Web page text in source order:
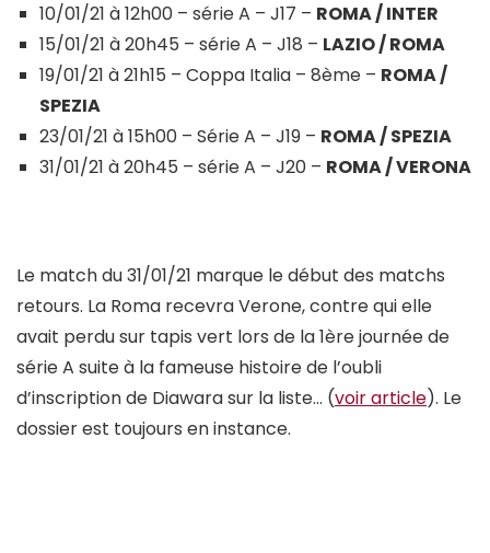
10/01/21 à 12h00 – série A – J17 – ROMA / INTER
15/01/21 à 20h45 – série A – J18 – LAZIO / ROMA
19/01/21 à 21h15 – Coppa Italia – 8ème – ROMA /
SPEZIA
23/01/21 à 15h00 – Série A – J19 – ROMA / SPEZIA
31/01/21 à 20h45 – série A – J20 – ROMA / VERONA
Le match du 31/01/21 marque le début des matchs
retours. La Roma recevra Verone, contre qui elle
avait perdu sur tapis vert lors de la 1ère journée de
série A suite à la fameuse histoire de l’oubli
d’inscription de Diawara sur la liste… (voir article). Le
dossier est toujours en instance.